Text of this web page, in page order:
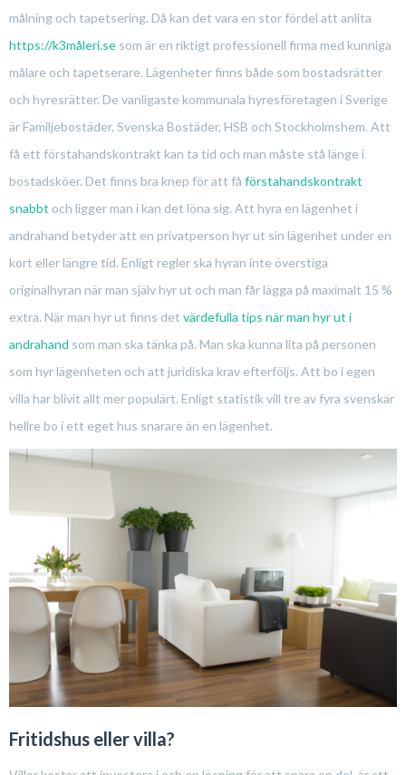
målning och tapetsering. Då kan det vara en stor fördel att anlita
https://k3måleri.se som är en riktigt professionell firma med kunniga
målare och tapetserare. Lägenheter finns både som bostadsrätter
och hyresrätter. De vanligaste kommunala hyresföretagen i Sverige
är Familjebostäder, Svenska Bostäder, HSB och Stockholmshem. Att
få ett förstahandskontrakt kan ta tid och man måste stå länge i
bostadsköer. Det finns bra knep för att få förstahandskontrakt
snabbt och ligger man i kan det löna sig. Att hyra en lägenhet i
andrahand betyder att en privatperson hyr ut sin lägenhet under en
kort eller längre tid. Enligt regler ska hyran inte överstiga
originalhyran när man själv hyr ut och man får lägga på maximalt 15 %
extra. När man hyr ut finns det värdefulla tips när man hyr ut i
andrahand som man ska tänka på. Man ska kunna lita på personen
som hyr lägenheten och att juridiska krav efterföljs. Att bo i egen
villa har blivit allt mer populärt. Enligt statistik vill tre av fyra svenskar
hellre bo i ett eget hus snarare än en lägenhet.
Fritidshus eller villa?